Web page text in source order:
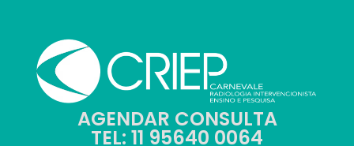
AGENDAR CONSULTA
TEL: 11 95640 0064